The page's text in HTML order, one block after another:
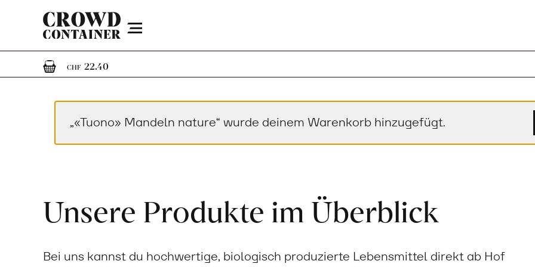
Menu
CHF 22.401 Artikel im Warenkorb
„«Tuono» Mandeln nature“ wurde deinem Warenkorb hinzugefügt.
Unsere Produkte im Überblick
Bei uns kannst du hochwertige, biologisch produzierte Lebensmittel direkt ab Hof